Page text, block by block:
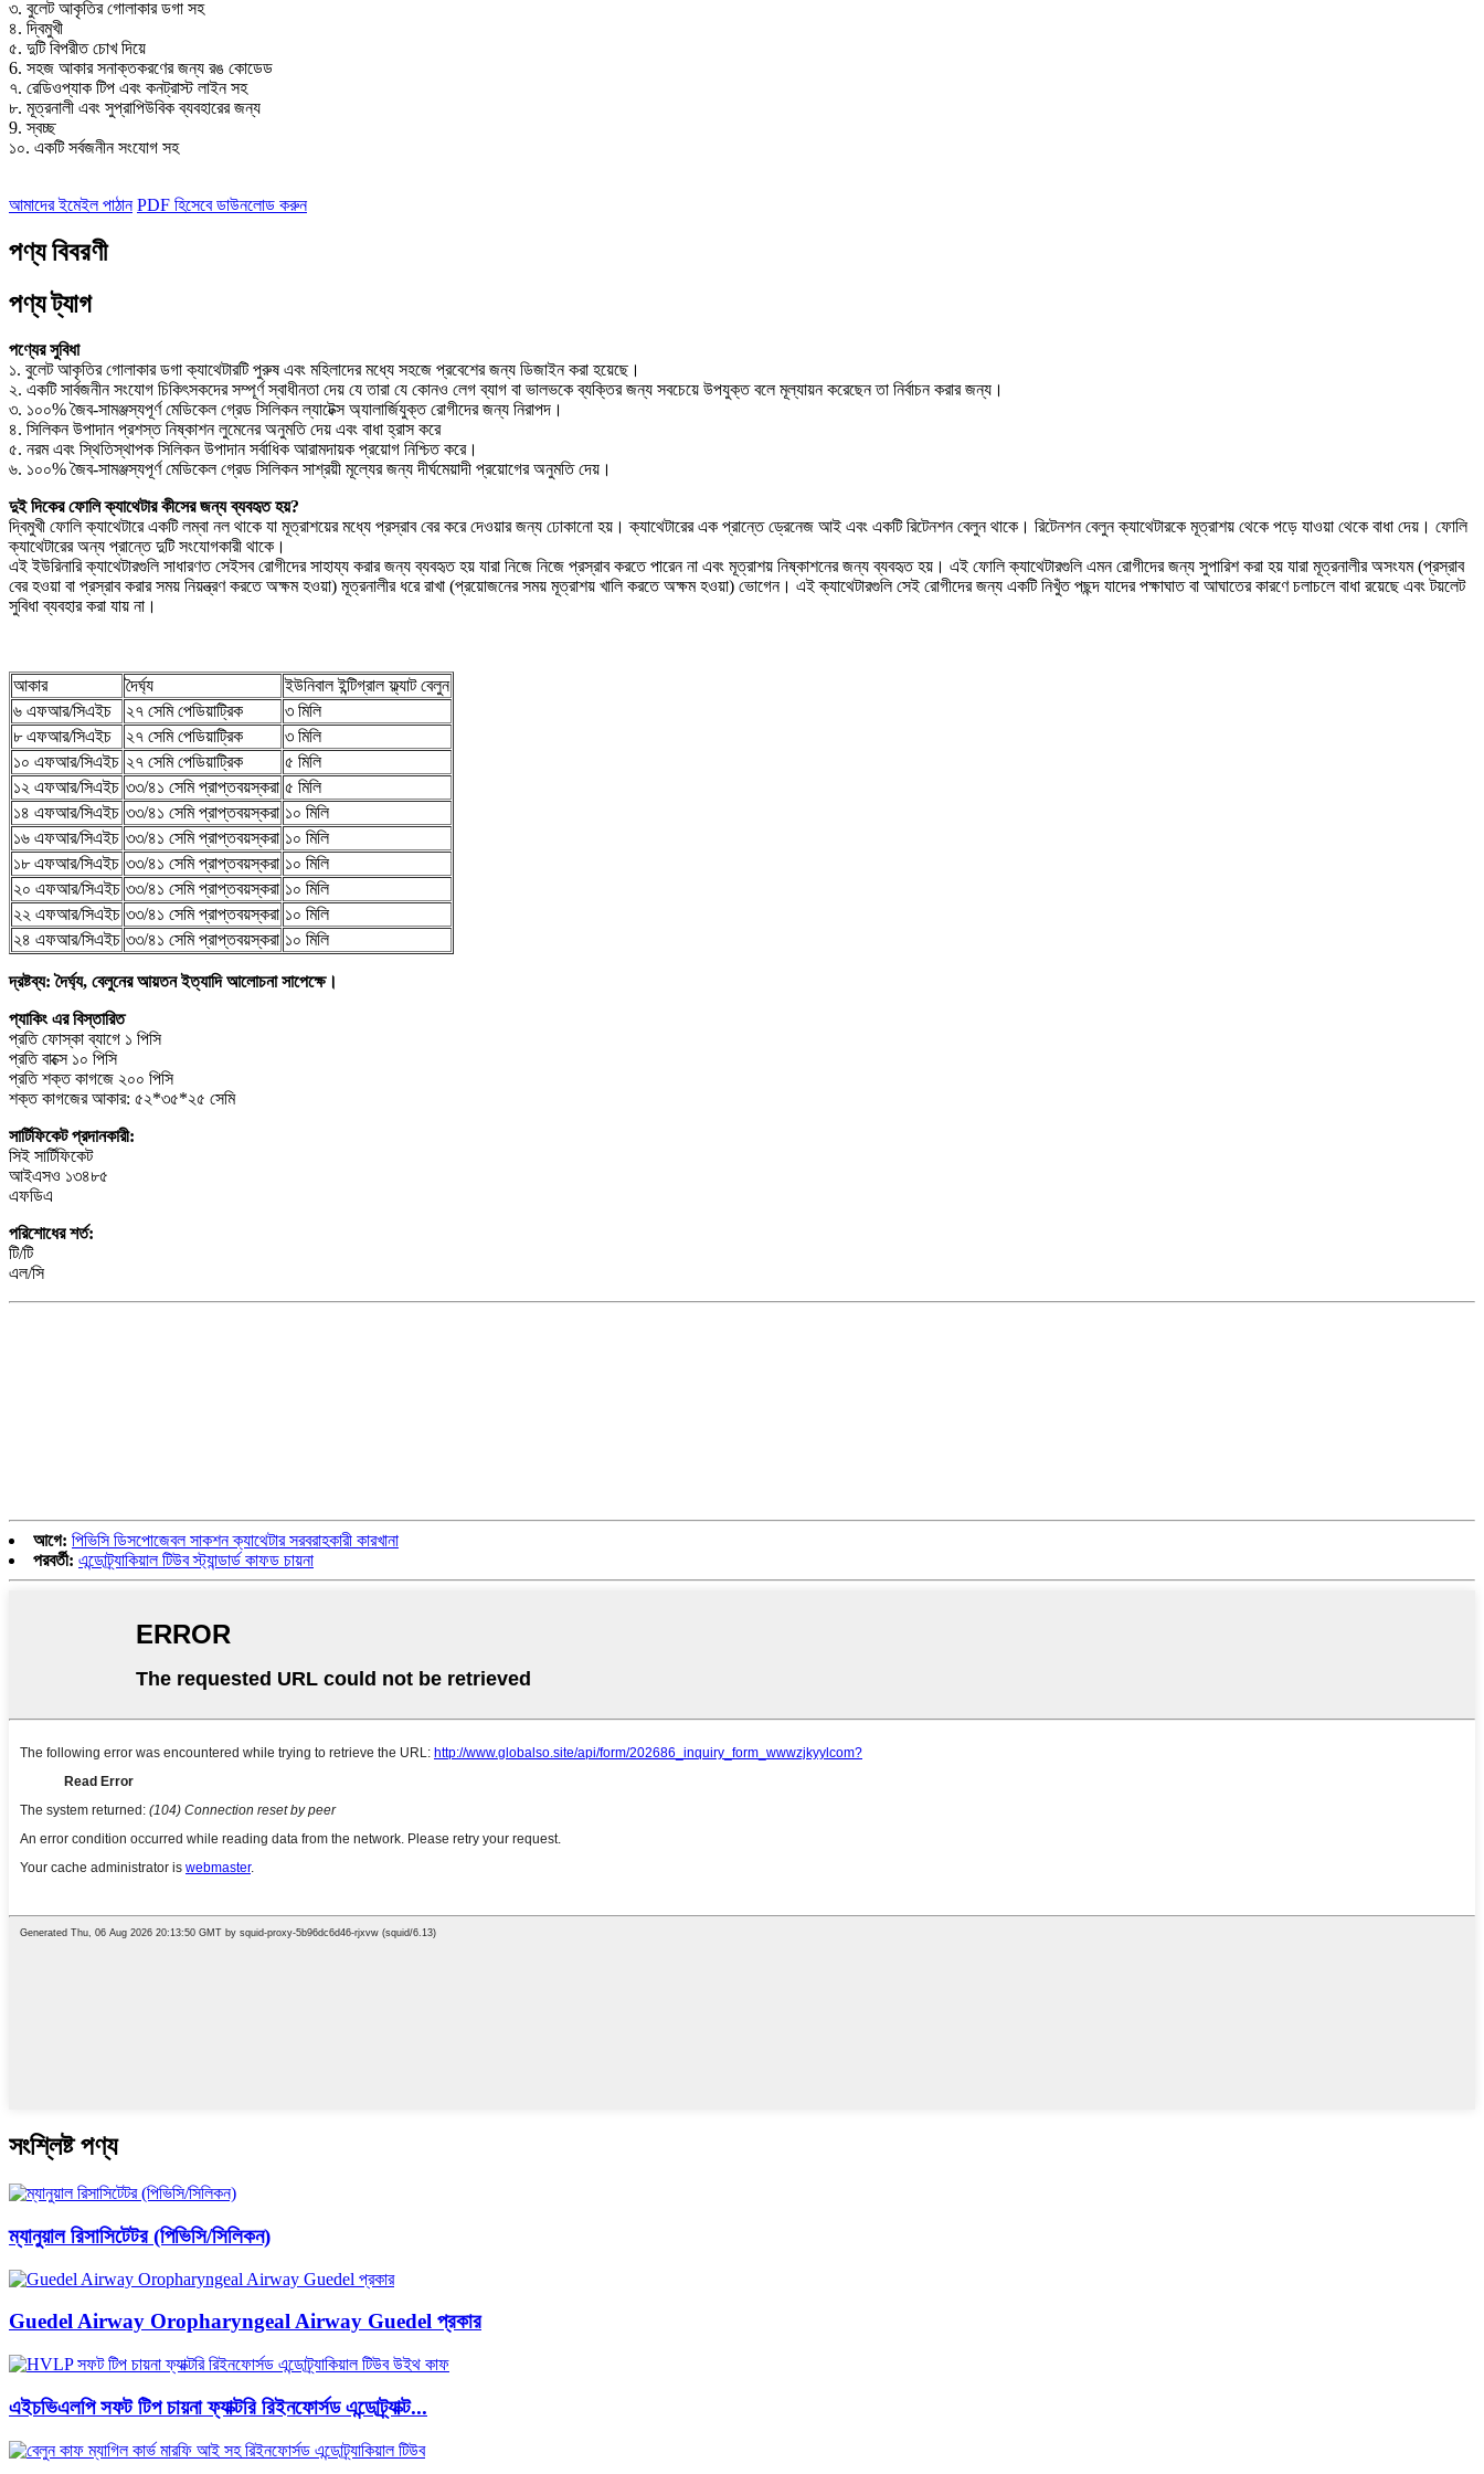
৩. বুলেট আকৃতির গোলাকার ডগা সহ
৪. দ্বিমুখী
৫. দুটি বিপরীত চোখ দিয়ে
6. সহজ আকার সনাক্তকরণের জন্য রঙ কোডেড
৭. রেডিওপ্যাক টিপ এবং কনট্রাস্ট লাইন সহ
৮. মূত্রনালী এবং সুপ্রাপিউবিক ব্যবহারের জন্য
9. স্বচ্ছ
১০. একটি সর্বজনীন সংযোগ সহ
আমাদের ইমেইল পাঠান PDF হিসেবে ডাউনলোড করুন
পণ্য বিবরণী
পণ্য ট্যাগ
পণ্যের সুবিধা
১. বুলেট আকৃতির গোলাকার ডগা ক্যাথেটারটি পুরুষ এবং মহিলাদের মধ্যে সহজে প্রবেশের জন্য ডিজাইন করা হয়েছে।
২. একটি সার্বজনীন সংযোগ চিকিৎসকদের সম্পূর্ণ স্বাধীনতা দেয় যে তারা যে কোনও লেগ ব্যাগ বা ভালভকে ব্যক্তির জন্য সবচেয়ে উপযুক্ত বলে মূল্যায়ন করেছেন তা নির্বাচন করার জন্য।
৩. ১০০% জৈব-সামঞ্জস্যপূর্ণ মেডিকেল গ্রেড সিলিকন ল্যাটেক্স অ্যালার্জিযুক্ত রোগীদের জন্য নিরাপদ।
৪. সিলিকন উপাদান প্রশস্ত নিষ্কাশন লুমেনের অনুমতি দেয় এবং বাধা হ্রাস করে
৫. নরম এবং স্থিতিস্থাপক সিলিকন উপাদান সর্বাধিক আরামদায়ক প্রয়োগ নিশ্চিত করে।
৬. ১০০% জৈব-সামঞ্জস্যপূর্ণ মেডিকেল গ্রেড সিলিকন সাশ্রয়ী মূল্যের জন্য দীর্ঘমেয়াদী প্রয়োগের অনুমতি দেয়।
দুই দিকের ফোলি ক্যাথেটার কীসের জন্য ব্যবহৃত হয়?
দ্বিমুখী ফোলি ক্যাথেটারে একটি লম্বা নল থাকে যা মূত্রাশয়ের মধ্যে প্রস্রাব বের করে দেওয়ার জন্য ঢোকানো হয়। ক্যাথেটারের এক প্রান্তে ড্রেনেজ আই এবং একটি রিটেনশন বেলুন থাকে। রিটেনশন বেলুন ক্যাথেটারকে মূত্রাশয় থেকে পড়ে যাওয়া থেকে বাধা দেয়। ফোলি
ক্যাথেটারের অন্য প্রান্তে দুটি সংযোগকারী থাকে।
এই ইউরিনারি ক্যাথেটারগুলি সাধারণত সেইসব রোগীদের সাহায্য করার জন্য ব্যবহৃত হয় যারা নিজে নিজে প্রস্রাব করতে পারেন না এবং মূত্রাশয় নিষ্কাশনের জন্য ব্যবহৃত হয়। এই ফোলি ক্যাথেটারগুলি এমন রোগীদের জন্য সুপারিশ করা হয় যারা মূত্রনালীর অসংযম (প্রস্রাব
বের হওয়া বা প্রস্রাব করার সময় নিয়ন্ত্রণ করতে অক্ষম হওয়া) মূত্রনালীর ধরে রাখা (প্রয়োজনের সময় মূত্রাশয় খালি করতে অক্ষম হওয়া) ভোগেন। এই ক্যাথেটারগুলি সেই রোগীদের জন্য একটি নিখুঁত পছন্দ যাদের পক্ষাঘাত বা আঘাতের কারণে চলাচলে বাধা রয়েছে এবং টয়লেট
সুবিধা ব্যবহার করা যায় না।
আকার দৈর্ঘ্য
ইউনিবাল ইন্টিগ্রাল ফ্ল্যাট বেলুন
৬ এফআর/সিএইচ
২৭ সেমি পেডিয়াট্রিক
৩ মিলি
৮ এফআর/সিএইচ
২৭ সেমি পেডিয়াট্রিক
৩ মিলি
১০ এফআর/সিএইচ ২৭ সেমি পেডিয়াট্রিক
৫ মিলি
১২ এফআর/সিএইচ ৩৩/৪১ সেমি প্রাপ্তবয়স্করা ৫ মিলি
১৪ এফআর/সিএইচ ৩৩/৪১ সেমি প্রাপ্তবয়স্করা ১০ মিলি
১৬ এফআর/সিএইচ ৩৩/৪১ সেমি প্রাপ্তবয়স্করা ১০ মিলি
১৮ এফআর/সিএইচ ৩৩/৪১ সেমি প্রাপ্তবয়স্করা ১০ মিলি
২০ এফআর/সিএইচ ৩৩/৪১ সেমি প্রাপ্তবয়স্করা ১০ মিলি
২২ এফআর/সিএইচ ৩৩/৪১ সেমি প্রাপ্তবয়স্করা ১০ মিলি
২৪ এফআর/সিএইচ ৩৩/৪১ সেমি প্রাপ্তবয়স্করা ১০ মিলি
দ্রষ্টব্য: দৈর্ঘ্য, বেলুনের আয়তন ইত্যাদি আলোচনা সাপেক্ষে।
প্যাকিং এর বিস্তারিত
প্রতি ফোস্কা ব্যাগে ১ পিসি
প্রতি বাক্সে ১০ পিসি
প্রতি শক্ত কাগজে ২০০ পিসি
শক্ত কাগজের আকার: ৫২*৩৫*২৫ সেমি
সার্টিফিকেট প্রদানকারী:
সিই সার্টিফিকেট
আইএসও ১৩৪৮৫
এফডিএ
পরিশোধের শর্ত:
টি/টি
এল/সি
আগে: পিভিসি ডিসপোজেবল সাকশন ক্যাথেটার সরবরাহকারী কারখানা
পরবর্তী: এন্ডোট্র্যাকিয়াল টিউব স্ট্যান্ডার্ড কাফড চায়না
সংশ্লিষ্ট পণ্য
ম্যানুয়াল রিসাসিটেটর (পিভিসি/সিলিকন)
Guedel Airway Oropharyngeal Airway Guedel প্রকার
এইচভিএলপি সফট টিপ চায়না ফ্যাক্টরি রিইনফোর্সড এন্ডোট্র্যাক্ট...